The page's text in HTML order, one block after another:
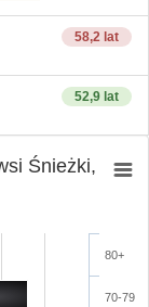
58,2 lat
52,9 lat
Śnieżki,
70-79
80+